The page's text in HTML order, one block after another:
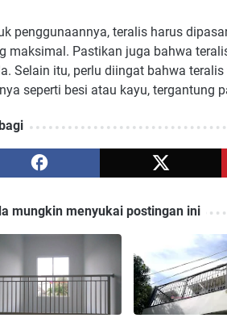
penggunaannya, teralis harus
maksimal. Pastikan juga bahwa
Selain itu, perlu diingat bahwa
seperti besi atau kayu, tergantung
mungkin menyukai postingan ini